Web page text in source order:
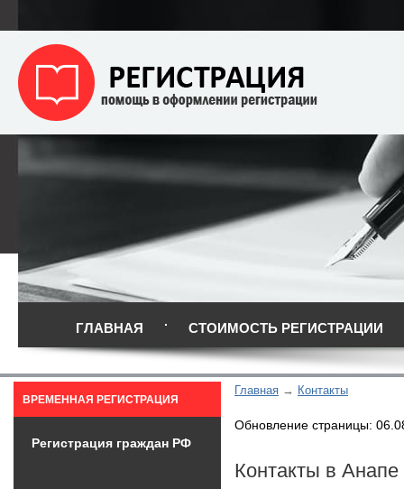
ГЛАВНАЯ СТОИМОСТЬ РЕГИСТРАЦИИ
Главная Контакты
Обновление страницы:
Контакты в Анапе
ВРЕМЕННАЯ РЕГИСТРАЦИЯ
Регистрация граждан РФ